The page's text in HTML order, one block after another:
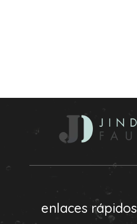
enlaces rápidos